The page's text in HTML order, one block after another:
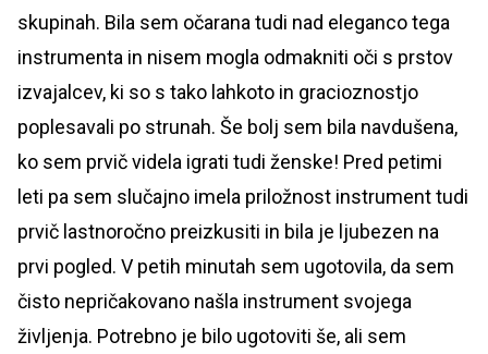
skupinah. Bila sem očarana tudi nad eleganco tega
instrumenta in nisem mogla odmakniti oči s prstov
izvajalcev, ki so s tako lahkoto in gracioznostjo
poplesavali po strunah. Še bolj sem bila navdušena,
ko sem prvič videla igrati tudi ženske! Pred petimi
leti pa sem slučajno imela priložnost instrument tudi
prvič lastnoročno preizkusiti in bila je ljubezen na
prvi pogled. V petih minutah sem ugotovila, da sem
čisto nepričakovano našla instrument svojega
življenja. Potrebno je bilo ugotoviti še, ali sem